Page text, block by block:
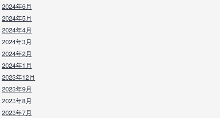
2024年6月
2024年5月
2024年4月
2024年3月
2024年2月
2024年1月
2023年12月
2023年9月
2023年8月
2023年7月